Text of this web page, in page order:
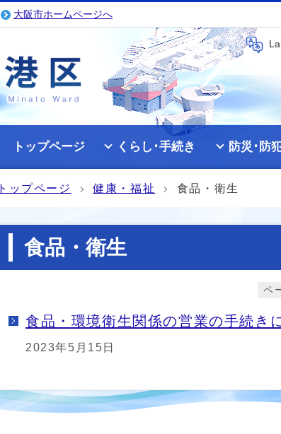
大阪市ホームページへ
トップページ くらし･手続き 防災･防
トップページ 健康・福祉 食品・衛生
食品・衛生
ペ
食品・環境衛生関係の営業の手続き
2023年5月15日